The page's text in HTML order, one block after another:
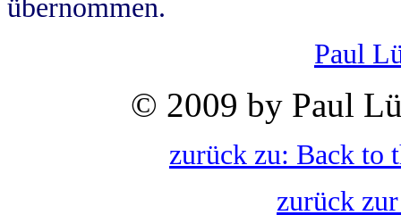
übernommen.
Paul
© 2009 by Paul
zurück zu: Back to
zurück